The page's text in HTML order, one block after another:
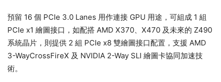
預留 16 個 PCIe 3.0 Lanes 用作連接 GPU 用途，可組成 1 組
PCIe x1 繪圖接口，如配搭 AMD X370、X470 及未來的 Z490
系統晶片，則提供 2 組 PCIe x8 雙繪圖接口配置，支援 AMD
3-WayCrossFireX 及 NVIDIA 2-Way SLI 繪圖卡協同加速技
術。